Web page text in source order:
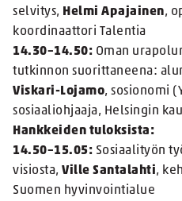
selvitys, Helmi Apajainen,
koordinaattori Talentia
14.30–14.50: Oman
tutkinnon suorittaneena:
Viskari-Lojamo, sosionomi
sosiaaliohjaaja, Helsingin
Hankkeiden tuloksista:
14.50–15.05: Sosiaalityön
visiosta, Ville Santalahti,
Suomen hyvinvointialue